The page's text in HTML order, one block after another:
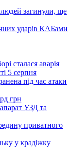
загинули, ще
ударів КАБами
сталася аварія
5 серпня
під час атаки
грн
УЗД та
приватного
у крадіжку